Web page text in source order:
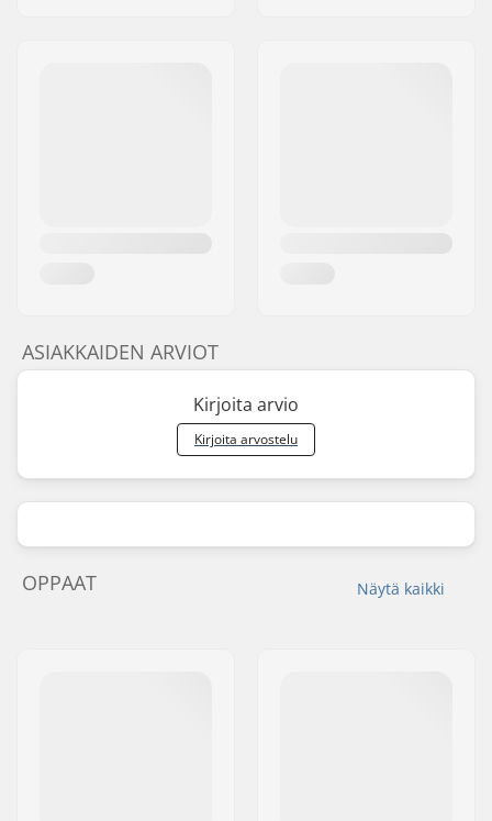
ASIAKKAIDEN ARVIOT
Kirjoita arvio
Kirjoita arvostelu
Näytä kaikki
OPPAAT